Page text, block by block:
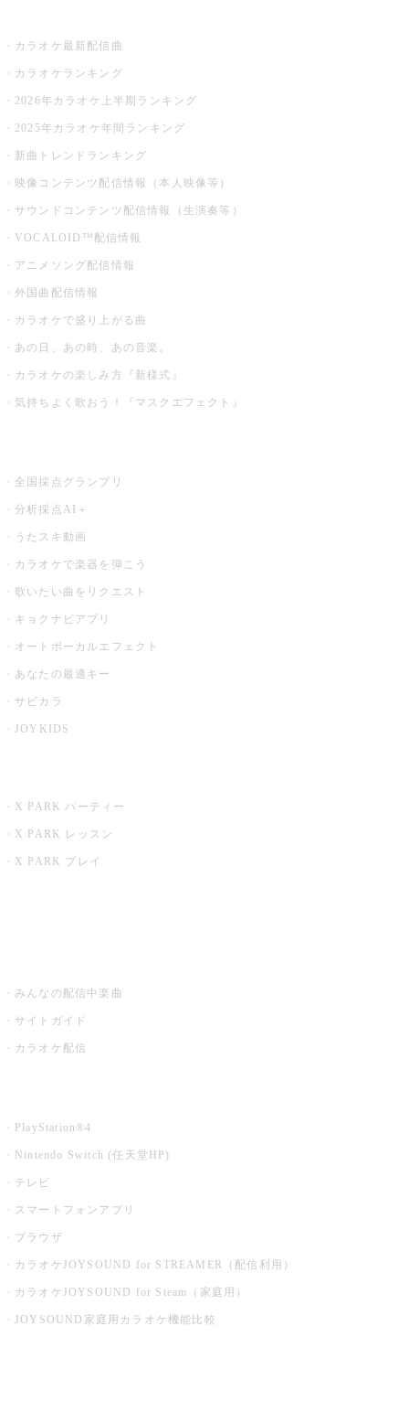
カラオケ最新配信曲
カラオケランキング
2026年カラオケ上半期ランキング
2025年カラオケ年間ランキング
新曲トレンドランキング
映像コンテンツ配信情報（本人映像等）
サウンドコンテンツ配信情報（生演奏等）
VOCALOID™配信情報
アニメソング配信情報
外国曲配信情報
カラオケで盛り上がる曲
あの日、あの時、あの音楽。
カラオケの楽しみ方『新様式』
気持ちよく歌おう！『マスクエフェクト』
全国採点グランプリ
分析採点AI＋
うたスキ動画
カラオケで楽器を弾こう
歌いたい曲をリクエスト
キョクナビアプリ
オートボーカルエフェクト
あなたの最適キー
サビカラ
JOYKIDS
X PARK パーティー
X PARK レッスン
X PARK プレイ
みんなの配信中楽曲
サイトガイド
カラオケ配信
PlayStation®4
Nintendo Switch (任天堂HP)
テレビ
スマートフォンアプリ
ブラウザ
カラオケJOYSOUND for STREAMER（配信利用）
カラオケJOYSOUND for Steam（家庭用）
JOYSOUND家庭用カラオケ機能比較